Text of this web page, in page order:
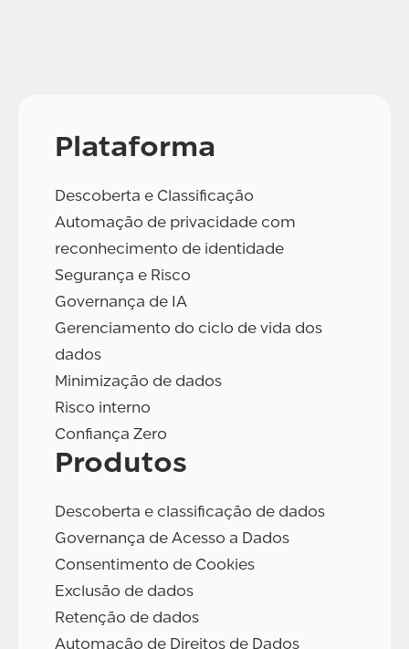
Plataforma
Descoberta e Classificação
Automação de privacidade com
reconhecimento de identidade
Segurança e Risco
Governança de IA
Gerenciamento do ciclo de vida dos
dados
Minimização de dados
Risco interno
Confiança Zero
Produtos
Descoberta e classificação de dados
Governança de Acesso a Dados
Consentimento de Cookies
Exclusão de dados
Retenção de dados
Automação de Direitos de Dados